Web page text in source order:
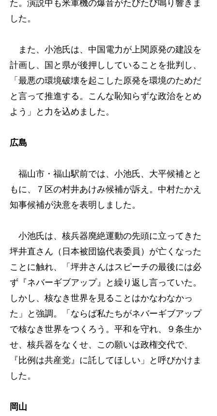
た。演説中も米軍機の爆音がたびたび鳴り響きま
した。
また、小池氏は、中国電力が上関原発の建設を
計画し、国と県が後押ししていることを批判し、
「最悪の環境破壊を起こした原発を環境のためだ
と言って推進する。こんな恥知らずな政治をとめ
よう」と力を込めました。
広島
福山市・福山駅前では、小池氏、大平候補とと
もに、７区の村井あけみ候補が訴え。中村たかえ
知事候補が決意を表明しました。
小池氏は、核兵器廃絶運動の先頭に立ってきた
坪井直さん（日本被団協代表委員）が亡くなった
ことに触れ、「坪井さんはスピーチの最後には必
ず『ネバーギブアップ』と繰り返し言っていた。
しかし、核なき世界を見ることはかなわなかっ
た」と強調。「ならば私たちがネバーギブアップ
で核なき世界をつくろう。平和を守れ、９条生か
せ、核兵器をなくせ、この願いは政権交代で、
『比例は共産党』に託してほしい」と呼びかけま
した。
岡山